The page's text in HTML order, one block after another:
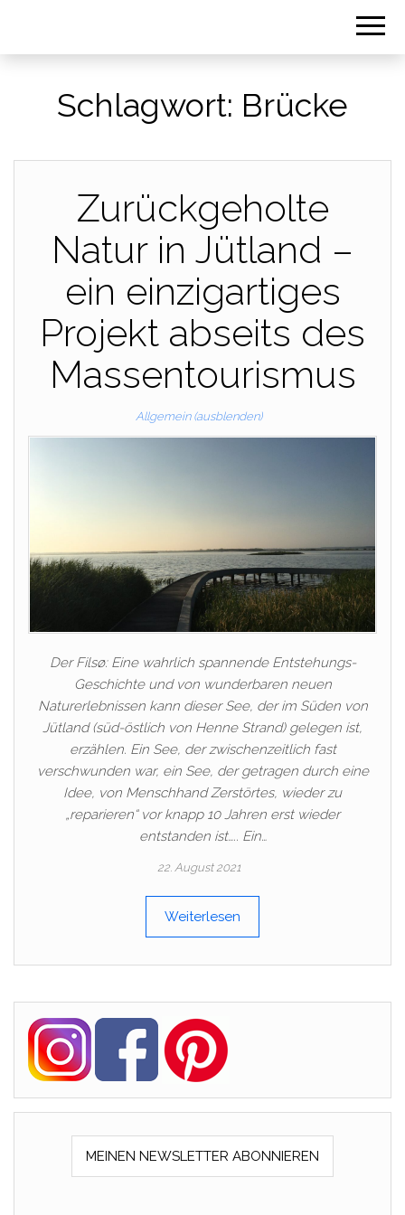
Schlagwort: Brücke
Zurückgeholte
Natur in Jütland –
ein einzigartiges
Projekt abseits des
Massentourismus
Allgemein (ausblenden)
Der Filsø: Eine wahrlich spannende Entstehungs-
Geschichte und von wunderbaren neuen
Naturerlebnissen kann dieser See, der im Süden von
Jütland (süd-östlich von Henne Strand) gelegen ist,
erzählen. Ein See, der zwischenzeitlich fast
verschwunden war, ein See, der getragen durch eine
Idee, von Menschhand Zerstörtes, wieder zu
„reparieren“ vor knapp 10 Jahren erst wieder
entstanden ist….. Ein…
22. August 2021
Weiterlesen
MEINEN NEWSLETTER ABONNIEREN